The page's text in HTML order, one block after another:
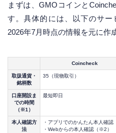
まずは、GMOコインと
す。具体的には、以下のサー
2026年7月時点の情報を元に作
Coincheck
取扱通貨・
銘柄数
35（現物取引）
口座開設ま
での時間
（※1）
最短即日
本人確認方
法
・アプリでのかんたん本人確認
・Webからの本人確認（※2）